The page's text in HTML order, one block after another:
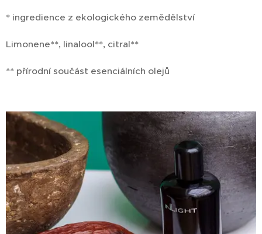
* ingredience z ekologického zemědělství
Limonene**, linalool**, citral**
** přírodní součást esenciálních olejů